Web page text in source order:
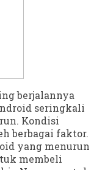
berjalannya
seringkali
Kondisi
berbagai faktor.
yang menurun
membeli